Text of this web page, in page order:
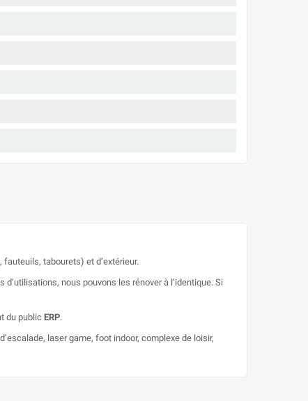
tabourets) et d’extérieur.
nous pouvons les rénover à l’identique. Si
du public ERP.
laser game, foot indoor, complexe de loisir,